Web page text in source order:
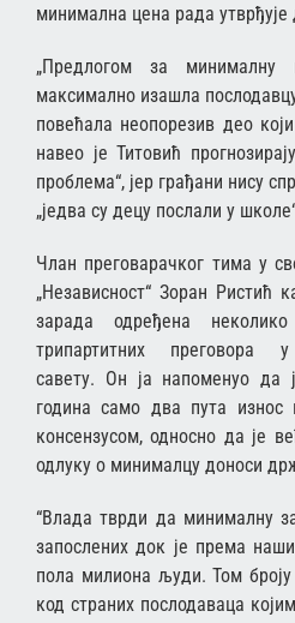
минимална цена рада
„Предлогом за
максимално изашла
повећала неопорезив део
навео је Титовић
проблема“, јер грађани нису
„једва су децу послали у
Члан преговарачког тима у
„Независност“ Зоран Ристић
зарада одређена
трипартитних преговора у
савету. Он ја напоменуо да
година само два пута износ
консензусом, односно да је
одлуку о минималцу доноси
“Влада тврди да минималну
запослених док је према
пола милиона људи. Том
код страних послодаваца